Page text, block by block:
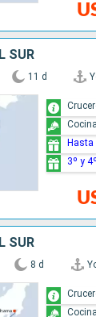
SUR
11 d
Hasta
3º y
SUR
8 d